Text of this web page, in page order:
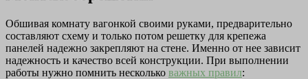
Обшивая комнату вагонкой своими руками, предварительно
составляют схему и только потом решетку для крепежа
панелей надежно закрепляют на стене. Именно от нее зависит
надежность и качество всей конструкции. При выполнении
работы нужно помнить несколько важных правил: